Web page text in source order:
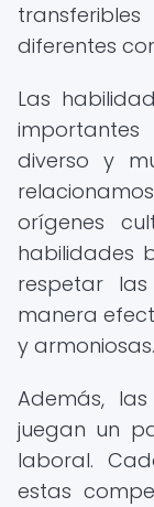
diferentes
Las
diverso y
orígenes
habilidades
respetar
manera
y armoniosas.
Además,
juegan un
laboral.
estas